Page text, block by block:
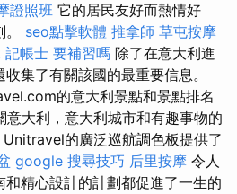
證照班 它的居民友好而熱情好
seo點擊軟體 推拿師 草屯按摩
記帳士 要補習嗎 除了在意大利進
集了有關該國的最重要信息。
的意大利景點和景點排名
意大利，意大利城市和有趣事物的
的廣泛巡航調色板提供了
google 搜尋技巧 后里按摩 令人
精心設計的計劃都促進了一生的